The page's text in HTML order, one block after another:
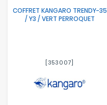
COFFRET KANGARO TRENDY-35
/ Y3 / VERT PERROQUET
[353007]